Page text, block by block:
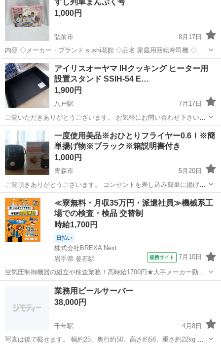
1,000円
弘前市
8月17日
内容 ◇メーカー・ブランド sushi花館 ◇品名 家庭用回転寿司機 ◇型
番 ◇詳細 動作確認済み！ 美品！！ 全て早いもの勝ちとなります。 取
引日時が早い方にお譲り致します。
青森 弘前市 キッチン家電 回転寿司
アイリスオーヤマ IHクッキング ヒーター用
設置スタンド SSIH-54 Ε…
1,900円
八戸駅
7月17日
ご覧いただきありがとうございます。 お気軽にお問い合わせ下さい。
【店舗引渡の場合】 住所:〒039-1105 八戸市八幡五日町31-1 営業時
間:9時〜17時 定休日:水曜日・その他不定休もあり！
青森 八戸市 八戸駅 キッチン家電 アイリスオーヤマ
一度使用美品※おひとりフライヤー0.6ｌ※簡
単揚げ物※ブラック※箱説明書付き
1,000円
青森市
5月20日
ご覧頂きありがとうございます。 コンセントを差し込み簡単に揚げ物
が出来る専用機器です。80℃〜190℃まで温度調節可能です。 一度使
用のみ、そのまま使わなくなったのでお譲り致します。
青森 青森市 キッチン家電 フライヤー
≪寮無料・月収35万円・派遣社員≫機械系工
場での検査・検品 交替制
時給1,700円
日払い
株式会社BREXA Next
岩手県 釜石駅
提携サイト 7月10日
空気圧制御機器の組立や検査業務！高時給1700円★大手メーカー勤
務！嬉しい寮費無料！ワンルーム寮完備★マイカー通勤OK＆工場敷地
内に無料駐車場あり★！《岩手県釜石市》 人気の工場のお仕事 ◇空気
圧制御機器（シリンダ、バルブ...
釜石市 釜石駅 その他
業務用ビールサーバー
38,000円
千年駅
4月8日
写真は後で載せます。 幅約25、奥行約50、高さ約58、重さ約22kg 結